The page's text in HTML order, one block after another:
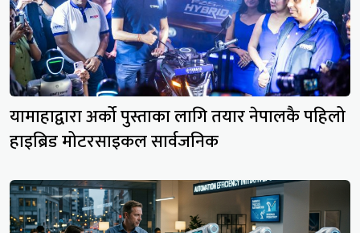
यामाहाद्वारा अर्को पुस्ताका लागि तयार नेपालकै पहिलो
हाइब्रिड मोटरसाइकल सार्वजनिक